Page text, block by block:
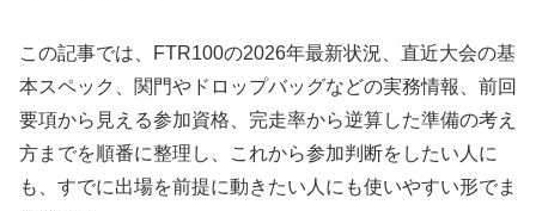
この記事では、FTR100の2026年最新状況、直近大会の基
本スペック、関門やドロップバッグなどの実務情報、前回
要項から見える参加資格、完走率から逆算した準備の考え
方までを順番に整理し、これから参加判断をしたい人に
も、すでに出場を前提に動きたい人にも使いやすい形でま